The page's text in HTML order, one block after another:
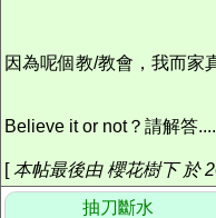
因為呢個教/教會，我而家
Believe it or not？請解答
[本帖最後由 櫻花樹下 於
抽刀斷水